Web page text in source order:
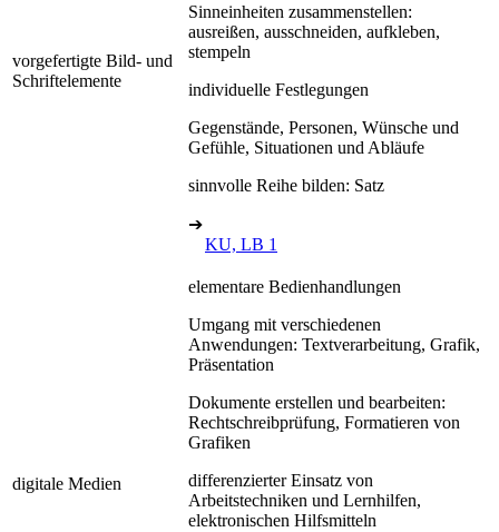
vorgefertigte Bild- und
Schriftelemente
Sinneinheiten zusammenstellen:
ausreißen, ausschneiden, aufkleben,
stempeln
individuelle Festlegungen
Gegenstände, Personen, Wünsche und
Gefühle, Situationen und Abläufe
sinnvolle Reihe bilden: Satz
➔
KU, LB 1
digitale Medien
elementare Bedienhandlungen
Umgang mit verschiedenen
Anwendungen: Textverarbeitung, Grafik,
Präsentation
Dokumente erstellen und bearbeiten:
Rechtschreibprüfung, Formatieren von
Grafiken
differenzierter Einsatz von
Arbeitstechniken und Lernhilfen,
elektronischen Hilfsmitteln